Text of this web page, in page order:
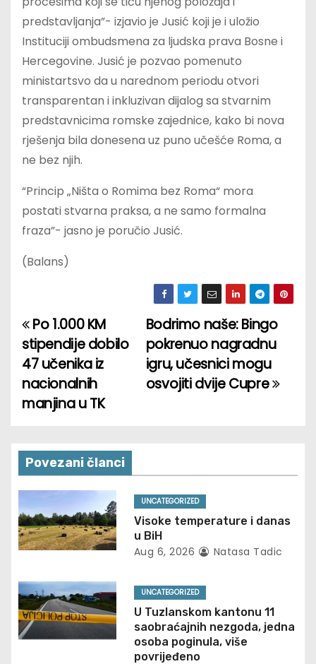
predstavljanja”- izjavio je Jusić koji je i uložio
Instituciji ombudsmena za ljudska prava Bosne i
Hercegovine. Jusić je pozvao pomenuto
ministartsvo da u narednom periodu otvori
transparentan i inkluzivan dijalog sa stvarnim
predstavnicima romske zajednice, kako bi nova
rješenja bila donesena uz puno učešće Roma, a
ne bez njih.
“Princip „Ništa o Romima bez Roma“ mora
postati stvarna praksa, a ne samo formalna
fraza”- jasno je poručio Jusić.
(Balans)
P
o
s
n
a
v
i
a
t
Bodrimo naše: Bingo
pokrenuo nagradnu
igru, učesnici mogu
osvojiti dvije Cupre
Po 1.000 KM
stipendije dobilo
47 učenika iz
nacionalnih
manjina u TK
Povezani članci
UNCATEGORIZED
Visoke temperature i danas
u BiH
Aug 6, 2026 Natasa Tadic
UNCATEGORIZED
U Tuzlanskom kantonu 11
saobraćajnih nezgoda, jedna
osoba poginula, više
povrijeđeno